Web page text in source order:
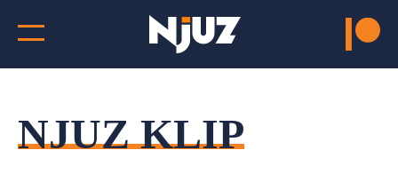
NJUZ KLIP